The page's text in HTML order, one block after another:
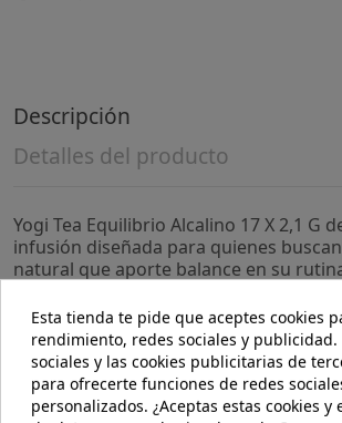
Descripción
Detalles del producto
Yogi Tea Equilibrio Alcalino 17 X 2,1 G
infusión diseñada para quienes
natural que aporte balance en su
vida equilibrado a través de
cuidadosamente seleccionados.
- Mezcla de hierbas y especias que
sensación de bienestar general.
Esta tienda te pide que aceptes cookies
rendimiento, redes sociales y publicidad.
sociales y las cookies publicitarias de
para ofrecerte funciones de redes
personalizados. ¿Aceptas estas cookies